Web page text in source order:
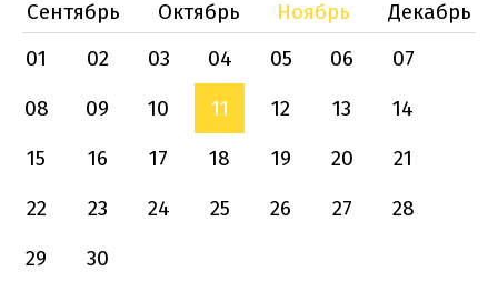
Сентябрь
Октябрь Ноябрь
Декабрь
01
02 03 04 05 06
07
08
09 10 11 12 13
14
15
16 17 18 19 20
21
22
23 24 25 26 27
28
29
30